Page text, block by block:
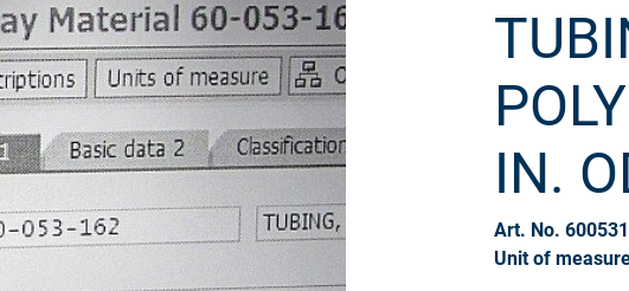
IN.
Art. No.
Unit of